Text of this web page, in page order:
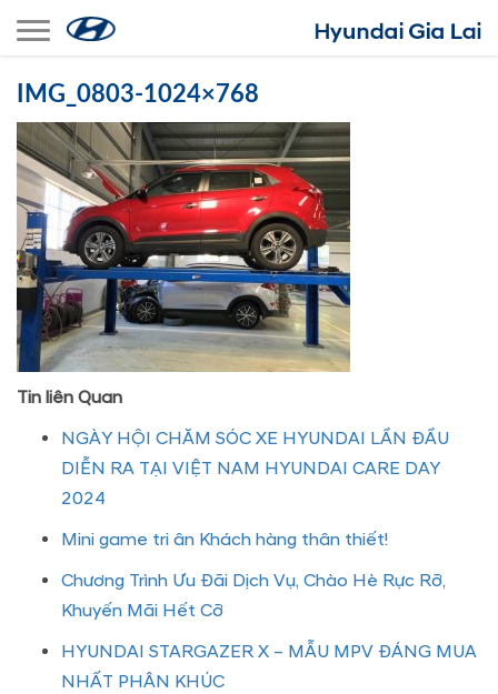
Toggle navigation
IMG_0803-1024×768
Tin liên Quan
NGÀY HỘI CHĂM SÓC XE HYUNDAI LẦN ĐẦU
DIỄN RA TẠI VIỆT NAM HYUNDAI CARE DAY
2024
Mini game tri ân Khách hàng thân thiết!
Chương Trình Ưu Đãi Dịch Vụ, Chào Hè Rực Rỡ,
Khuyến Mãi Hết Cỡ
HYUNDAI STARGAZER X – MẪU MPV ĐÁNG MUA
NHẤT PHÂN KHÚC